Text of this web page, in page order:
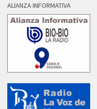
ALIANZA INFORMATIVA